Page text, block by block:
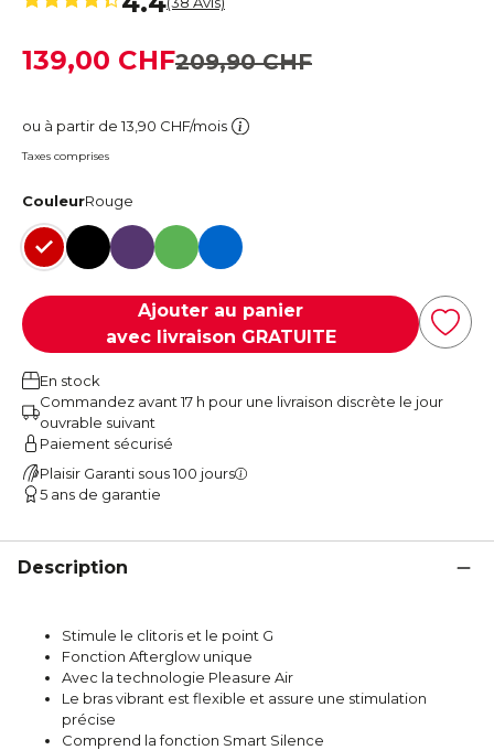
209,90 CHF
139,00 CHF
ou à partir de 13,90 CHF/mois
Taxes comprises
CouleurRouge
Rouge Violet
Ajouter au panier
avec livraison GRATUITE
En stock
Commandez avant 17 h pour une livraison discrète le jour
ouvrable suivant
Paiement sécurisé
Plaisir Garanti sous 100 jours
5 ans de garantie
Description
Stimule le clitoris et le point G
Fonction Afterglow unique
Avec la technologie Pleasure Air
Le bras vibrant est flexible et assure une stimulation
précise
Comprend la fonction Smart Silence